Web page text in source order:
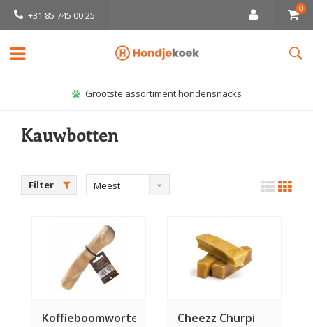
+31 85 745 00 25
0
Grootste assortiment hondensnacks
Kauwbotten
Filter
Meest
Koffieboomwortel Cheezz Churpi